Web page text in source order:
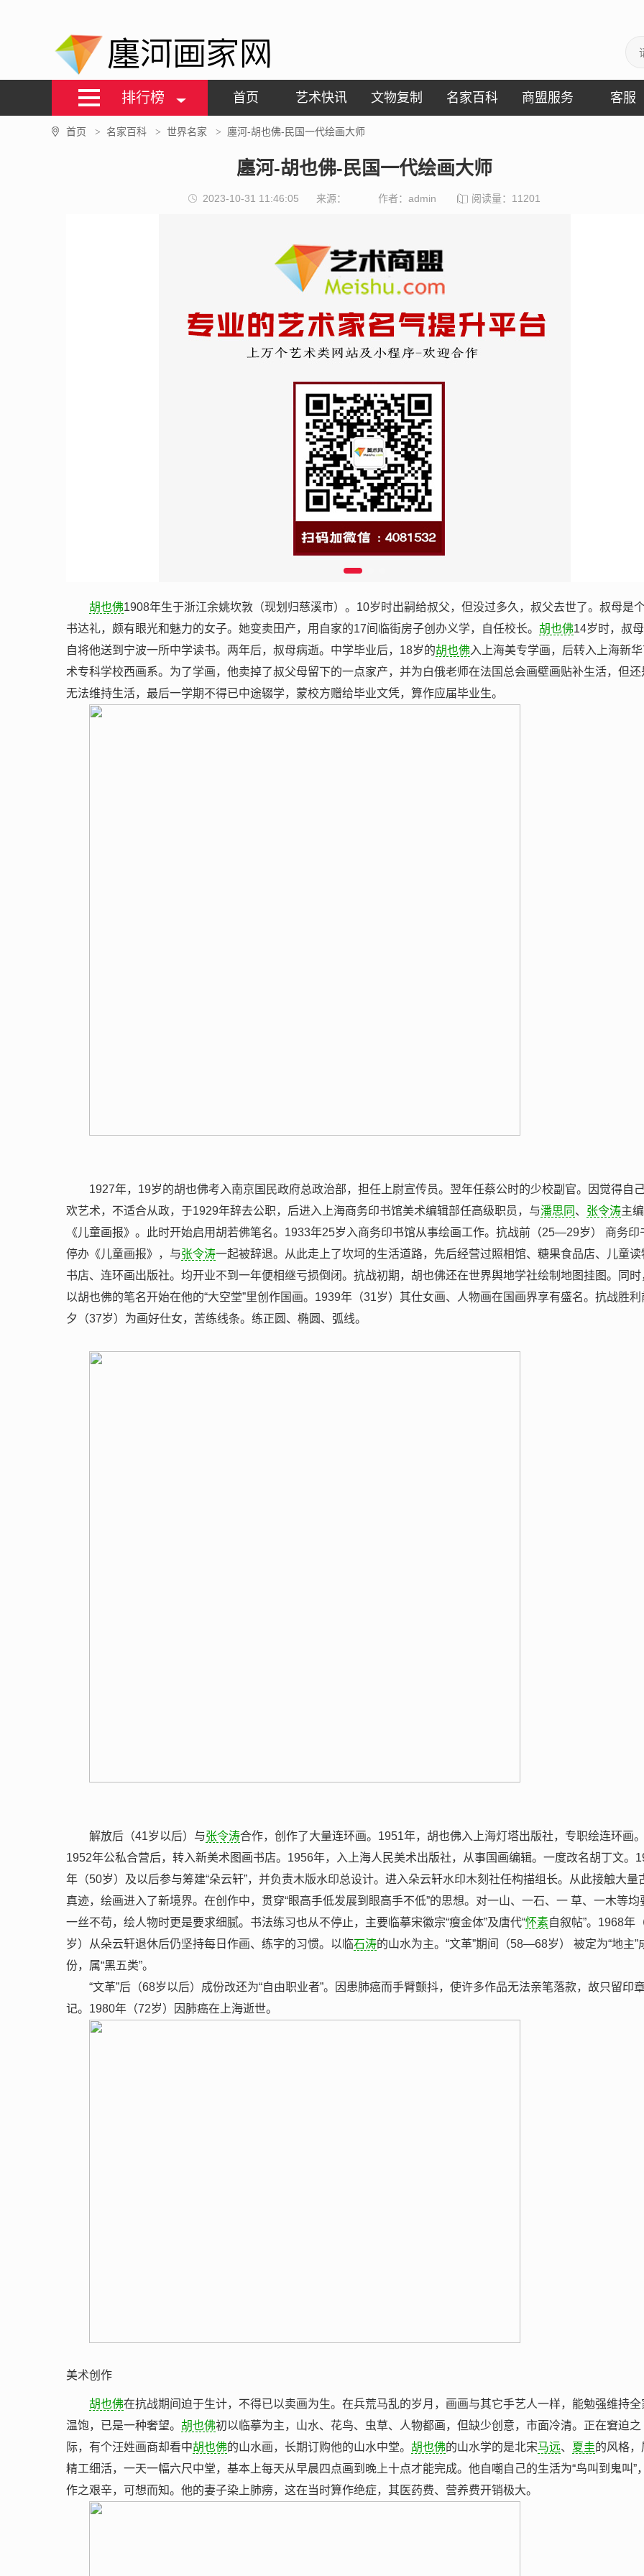
廛河画家网
排行榜 首页 艺术快讯 文物复制 名家百科 商盟服务 客服
首页 > 名家百科 > 世界名家 > 廛河-胡也佛-民国一代绘画大师
廛河-胡也佛-民国一代绘画大师
2023-10-31 11:46:05 来源： 作者：admin 阅读量： 11201
胡也佛1908年生于浙江余姚坎敦（现划归慈溪市）。10岁时出嗣给叔父，但没过多久，叔父去世了。叔母是
书达礼，颇有眼光和魅力的女子。她变卖田产，用自家的17间临街房子创办义学，自任校长。 胡也佛14岁时，叔
自将他送到宁波一所中学读书。两年后，叔母病逝。中学毕业后，18岁的胡也佛入上海美专学画，后转入上海新
术专科学校西画系。为了学画，他卖掉了叔父母留下的一点家产，并为白俄老师在法国总会画壁画贴补生活，但还
无法维持生活，最后一学期不得已中途辍学，蒙校方赠给毕业文凭，算作应届毕业生。
1927年，19岁的胡也佛考入南京国民政府总政治部，担任上尉宣传员。翌年任蔡公时的少校副官。因觉得自
欢艺术，不适合从政，于1929年辞去公职，后进入上海商务印书馆美术编辑部任高级职员，与潘思同 、 张令涛主编
《儿童画报》。此时开始启用胡若佛笔名。1933年25岁入商务印书馆从事绘画工作。抗战前（25—29岁） 商务印
停办《儿童画报》，与张令涛一起被辞退。从此走上了坎坷的生活道路，先后经营过照相馆、糖果食品店、儿童读
书店、连环画出版社。均开业不到一年便相继亏损倒闭。抗战初期，胡也佛还在世界舆地学社绘制地图挂图。同时
以胡也佛的笔名开始在他的“大空堂”里创作国画。1939年（31岁）其仕女画、人物画在国画界享有盛名。抗战胜利
夕（37岁）为画好仕女，苦练线条。练正圆、椭圆、弧线。
解放后（41岁以后）与张令涛合作，创作了大量连环画。1951年，胡也佛入上海灯塔出版社，专职绘连环画
1952年公私合营后，转入新美术图画书店。1956年，入上海人民美术出版社，从事国画编辑。一度改名胡丁文。
年（50岁）及以后参与筹建“朵云轩”，并负责木版水印总设计。进入朵云轩水印木刻社任构描组长。从此接触大量
真迹，绘画进入了新境界。在创作中，贯穿“眼高手低发展到眼高手不低”的思想。对一山、一石、一 草、一木等均
一丝不苟，绘人物时更是要求细腻。书法练习也从不停止，主要临摹宋徽宗“瘦金体”及唐代“怀素自叙帖”。1968年
岁）从朵云轩退休后仍坚持每日作画、练字的习惯。以临石涛的山水为主。“文革”期间（58—68岁） 被定为“地主”
份，属“黑五类”。
“文革”后（68岁以后）成份改还为“自由职业者”。因患肺癌而手臂颤抖，使许多作品无法亲笔落款，故只留印
记。1980年（72岁）因肺癌在上海逝世。
美术创作
胡也佛在抗战期间迫于生计，不得已以卖画为生。在兵荒马乱的岁月，画画与其它手艺人一样，能勉强维持全
温饱，已是一种奢望。 胡也佛初以临摹为主，山水、花鸟、虫草、人物都画，但缺少创意，市面冷清。正在窘迫之
际，有个汪姓画商却看中胡也佛的山水画，长期订购他的山水中堂。 胡也佛的山水学的是北宋马远、 夏圭的风格，
精工细活，一天一幅六尺中堂，基本上每天从早晨四点画到晚上十点才能完成。他自嘲自己的生活为“鸟叫到鬼叫”
作之艰辛，可想而知。他的妻子染上肺痨，这在当时算作绝症，其医药费、营养费开销极大。